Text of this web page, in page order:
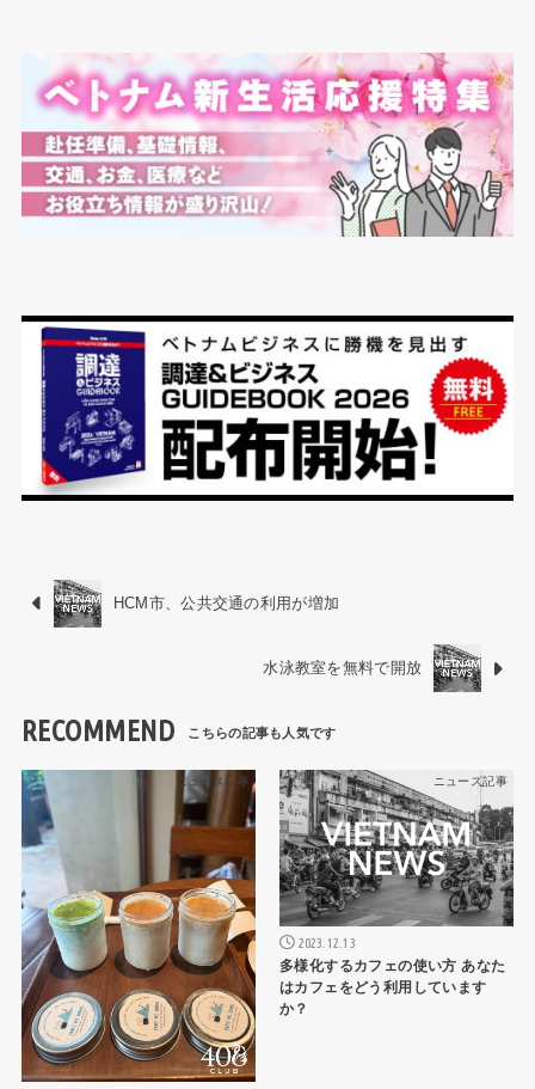
HCM市、公共交通の利用が増加
水泳教室を無料で開放
RECOMMEND
ニュース記事 ニュース記事
2023.12.13
多様化するカフェの使い方 あなた
はカフェをどう利用しています
か？